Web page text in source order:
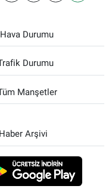
Hava Durumu
Durumu
Manşetler
Haber Arşivi